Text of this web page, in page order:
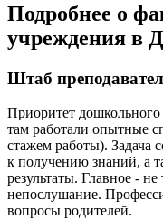
Подробнее о
учреждения в
Штаб
Приоритет дошкольного
там работали опытные
стажем работы). Задача
к получению знаний, а
результаты. Главное - не
непослушание.
вопросы родителей.